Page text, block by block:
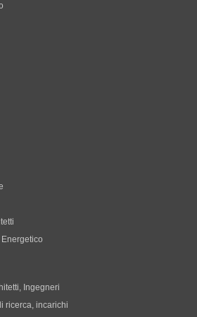
Ingegneri
ricerca, incarichi